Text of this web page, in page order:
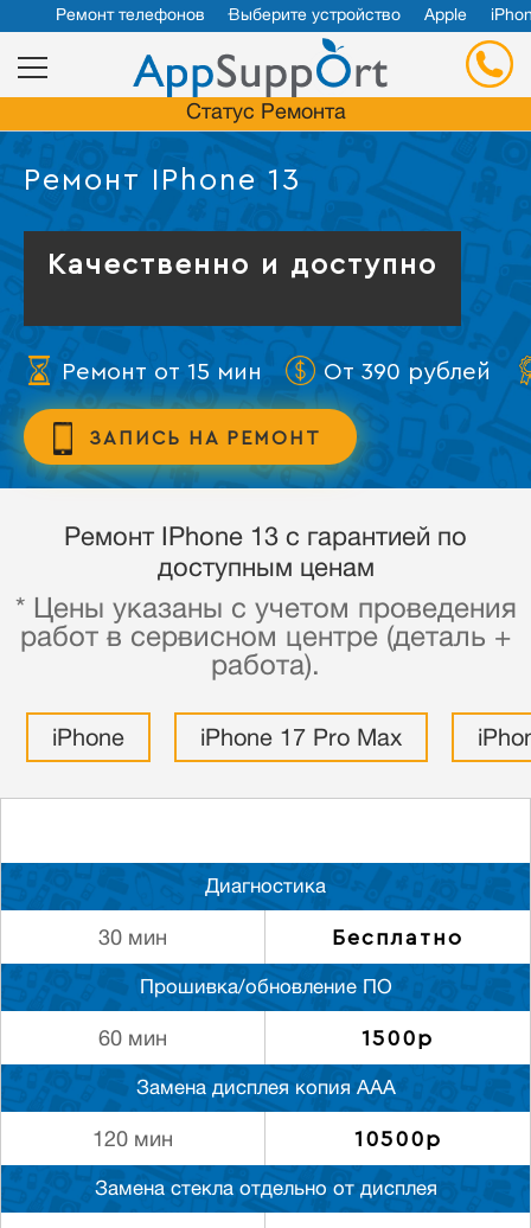
Ремонт телефонов Выберите устройство Apple
Статус Ремонта
Ремонт IPhone 13
Качественно и доступно
Ремонт от 15 мин От 390 рублей
ЗАПИСЬ НА РЕМОНТ
Ремонт IPhone 13 с гарантией по
доступным ценам
* Цены указаны с учетом проведения
работ в сервисном центре (деталь +
работа).
iPhone iPhone 17 Pro Max
Диагностика
30 мин Бесплатно
Прошивка/обновление ПО
60 мин 1500р
Замена дисплея копия ААА
120 мин 10500р
Замена стекла отдельно от дисплея